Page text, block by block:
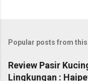
Popular posts from
Review Pasir
Lingkungan :